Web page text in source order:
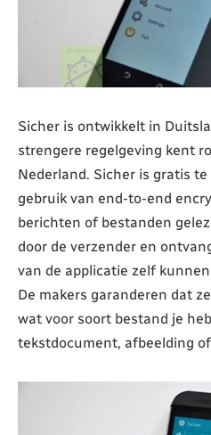
Sicher is ontwikkelt in
strengere regelgeving kent
Nederland. Sicher is gratis
gebruik van end-to-end
berichten of bestanden
door de verzender en
van de applicatie zelf
De makers garanderen dat
wat voor soort bestand je
tekstdocument, afbeelding of